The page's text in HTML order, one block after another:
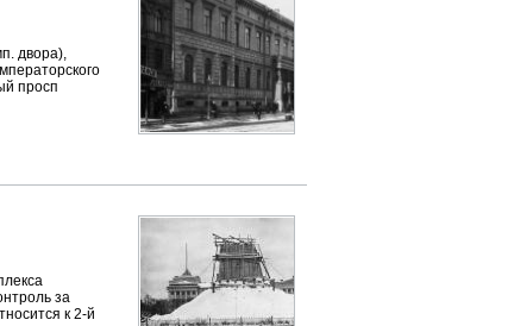
двора),
просп
за
к 2-й